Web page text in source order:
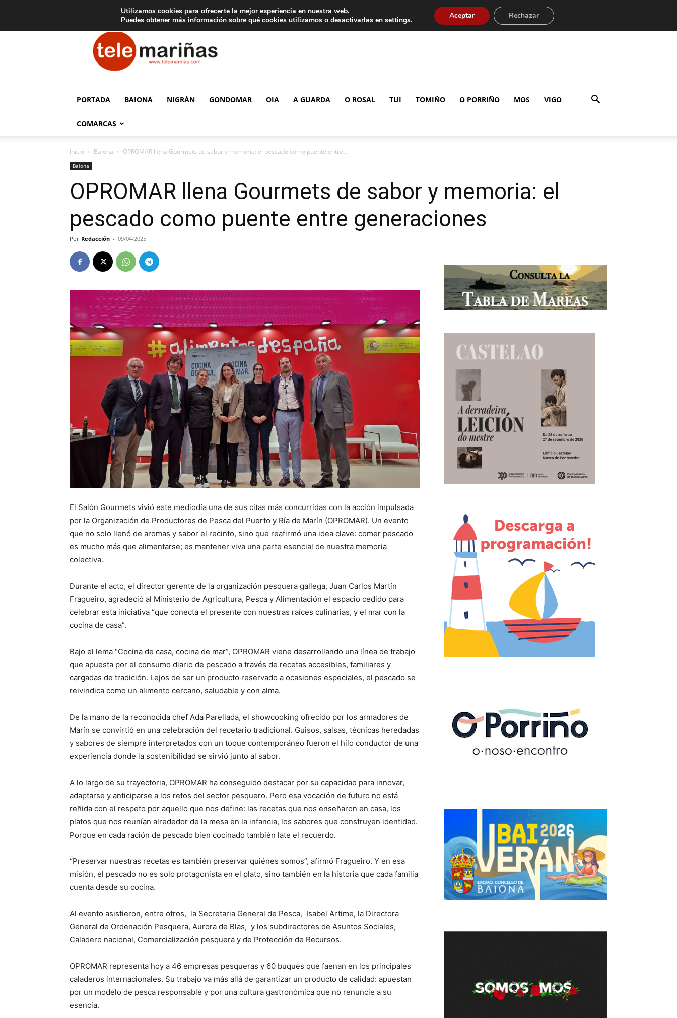
Aviso legal Tarifas de publicidad
Telemariñas
PORTADA BAIONA NIGRÁN GONDOMAR OIA A GUARDA O ROSAL TUI TOMIÑO O PORRIÑO MOS VIGO
COMARCAS
Inicio Baiona OPROMAR llena Gourmets de sabor y memoria: el pescado como puente entre...
Baiona
OPROMAR llena Gourmets de sabor y memoria: el
pescado como puente entre generaciones
Por Redacción - 09/04/2025
El Salón Gourmets vivió este mediodía una de sus citas más concurridas con la acción impulsada
por la Organización de Productores de Pesca del Puerto y Ría de Marín (OPROMAR). Un evento
que no solo llenó de aromas y sabor el recinto, sino que reafirmó una idea clave: comer pescado
es mucho más que alimentarse; es mantener viva una parte esencial de nuestra memoria
colectiva.
Durante el acto, el director gerente de la organización pesquera gallega, Juan Carlos Martín
Fragueiro, agradeció al Ministerio de Agricultura, Pesca y Alimentación el espacio cedido para
celebrar esta iniciativa “que conecta el presente con nuestras raíces culinarias, y el mar con la
cocina de casa”.
Bajo el lema “Cocina de casa, cocina de mar”, OPROMAR viene desarrollando una línea de trabajo
que apuesta por el consumo diario de pescado a través de recetas accesibles, familiares y
cargadas de tradición. Lejos de ser un producto reservado a ocasiones especiales, el pescado se
reivindica como un alimento cercano, saludable y con alma.
De la mano de la reconocida chef Ada Parellada, el showcooking ofrecido por los armadores de
Marín se convirtió en una celebración del recetario tradicional. Guisos, salsas, técnicas heredadas
y sabores de siempre interpretados con un toque contemporáneo fueron el hilo conductor de una
experiencia donde la sostenibilidad se sirvió junto al sabor.
A lo largo de su trayectoria, OPROMAR ha conseguido destacar por su capacidad para innovar,
adaptarse y anticiparse a los retos del sector pesquero. Pero esa vocación de futuro no está
reñida con el respeto por aquello que nos define: las recetas que nos enseñaron en casa, los
platos que nos reunían alrededor de la mesa en la infancia, los sabores que construyen identidad.
Porque en cada ración de pescado bien cocinado también late el recuerdo.
“Preservar nuestras recetas es también preservar quiénes somos”, afirmó Fragueiro. Y en esa
misión, el pescado no es solo protagonista en el plato, sino también en la historia que cada familia
cuenta desde su cocina.
Al evento asistieron, entre otros, la Secretaria General de Pesca, Isabel Artime, la Directora
General de Ordenación Pesquera, Aurora de Blas, y los subdirectores de Asuntos Sociales,
Caladero nacional, Comercialización pesquera y de Protección de Recursos.
OPROMAR representa hoy a 46 empresas pesqueras y 60 buques que faenan en los principales
caladeros internacionales. Su trabajo va más allá de garantizar un producto de calidad: apuestan
por un modelo de pesca responsable y por una cultura gastronómica que no renuncie a su
esencia.
Utilizamos cookies para ofrecerte la mejor experiencia en nuestra web.
Puedes obtener más información sobre qué cookies utilizamos o desactivarlas en settings. Aceptar Rechazar